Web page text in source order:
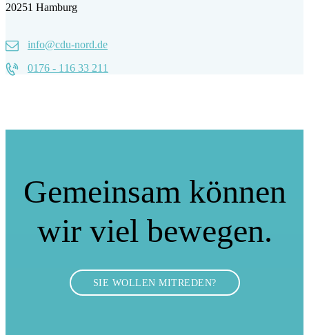
20251 Hamburg
info@cdu-nord.de
0176 - 116 33 211
Gemeinsam können
wir viel bewegen.
SIE WOLLEN MITREDEN?